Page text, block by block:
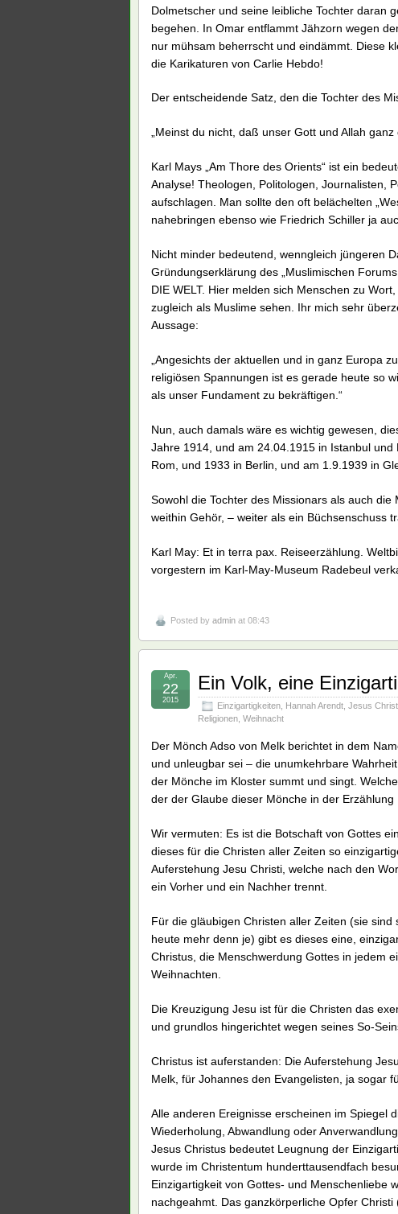
Dolmetscher und seine leibliche Tochter daran
begehen. In Omar entflammt Jähzorn wegen
nur mühsam beherrscht und eindämmt. Diese
die Karikaturen von Carlie Hebdo!
Der entscheidende Satz, den die Tochter des
„Meinst du nicht, daß unser Gott und Allah ganz
Karl Mays „Am Thore des Orients“ ist ein
Analyse! Theologen, Politologen, Journalisten,
aufschlagen. Man sollte den oft belächelten
nahebringen ebenso wie Friedrich Schiller ja
Nicht minder bedeutend, wenngleich jüngeren
Gründungserklärung des „Muslimischen
DIE WELT. Hier melden sich Menschen zu
zugleich als Muslime sehen. Ihr mich sehr
Aussage:
„Angesichts der aktuellen und in ganz Europa
religiösen Spannungen ist es gerade heute so
als unser Fundament zu bekräftigen.“
Nun, auch damals wäre es wichtig gewesen,
Jahre 1914, und am 24.04.1915 in Istanbul
Rom, und 1933 in Berlin, und am 1.9.1939 in
Sowohl die Tochter des Missionars als auch
weithin Gehör, – weiter als ein Büchsenschuss
Karl May: Et in terra pax. Reiseerzählung.
vorgestern im Karl-May-Museum Radebeul
Posted by admin at 08:43
Ein Volk, eine
Einzigartigkeiten Hannah Arendt Jesus
Religionen Weihnacht
Apr.
22
2015
Der Mönch Adso von Melk berichtet in dem
und unleugbar sei – die unumkehrbare
der Mönche im Kloster summt und singt.
der der Glaube dieser Mönche in der
Wir vermuten: Es ist die Botschaft von Gottes
dieses für die Christen aller Zeiten so
Auferstehung Jesu Christi, welche nach den
ein Vorher und ein Nachher trennt.
Für die gläubigen Christen aller Zeiten (sie
heute mehr denn je) gibt es dieses eine,
Christus, die Menschwerdung Gottes in jedem
Weihnachten.
Die Kreuzigung Jesu ist für die Christen das
und grundlos hingerichtet wegen seines So-
Christus ist auferstanden: Die Auferstehung
Melk, für Johannes den Evangelisten, ja sogar
Alle anderen Ereignisse erscheinen im Spiegel
Wiederholung, Abwandlung oder
Jesus Christus bedeutet Leugnung der
wurde im Christentum hunderttausendfach
Einzigartigkeit von Gottes- und Menschenliebe
nachgeahmt. Das ganzkörperliche Opfer